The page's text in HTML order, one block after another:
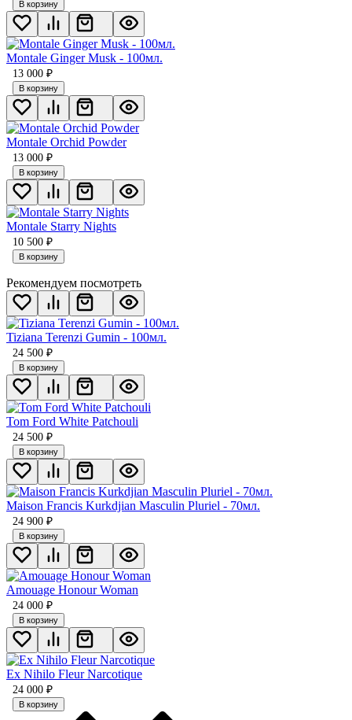
В корзину
Montale Ginger Musk - 100мл.
13 000 ₽
В корзину
Мontale Orchid Powder
13 000 ₽
В корзину
Montale Starry Nights
10 500 ₽
В корзину
Рекомендуем посмотреть
Tiziana Terenzi Gumin - 100мл.
24 500 ₽
В корзину
Tom Ford White Patchouli
24 500 ₽
В корзину
Maison Francis Kurkdjian Masculin Pluriel - 70мл.
24 900 ₽
В корзину
Amouage Honour Woman
24 000 ₽
В корзину
Ex Nihilo Fleur Narcotique
24 000 ₽
В корзину